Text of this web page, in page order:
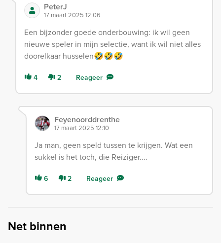
PeterJ
17 maart 2025 12:06
Een bijzonder goede onderbouwing: ik wil geen
nieuwe speler in mijn selectie, want ik wil niet alles
doorelkaar husselen🤣🤣🤣
4 2 Reageer
Feyenoorddrenthe
17 maart 2025 12:10
Ja man, geen speld tussen te krijgen. Wat een
sukkel is het toch, die Reiziger....
6 2 Reageer
Net binnen